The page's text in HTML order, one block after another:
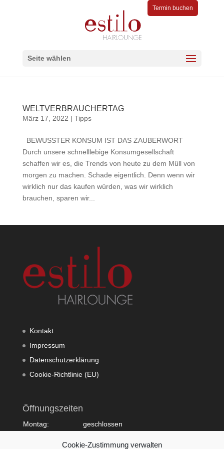
Cookie-Zustimmung verwalten
Termin buchen
Seite wählen
WELTVERBRAUCHERTAG
März 17, 2022 | Tipps
BEWUSSTER KONSUM IST DAS ZAUBERWORT
Durch unsere schnelllebige Konsumgesellschaft
schaffen wir es, die Trends von heute zu dem Müll von
morgen zu machen. Schade eigentlich. Denn wenn wir
wirklich nur das kaufen würden, was wir wirklich
brauchen, sparen wir...
Kontakt
Impressum
Datenschutzerklärung
Cookie-Richtlinie (EU)
Öffnungszeiten
Montag:
geschlossen